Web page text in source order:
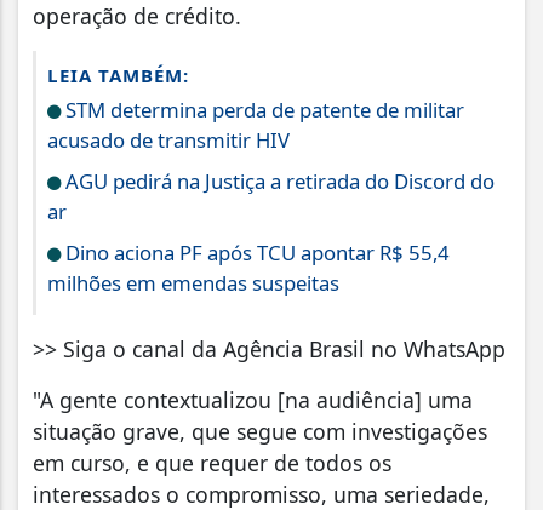
operação de crédito.
LEIA TAMBÉM:
STM determina perda de patente de militar
acusado de transmitir HIV
AGU pedirá na Justiça a retirada do Discord do
ar
Dino aciona PF após TCU apontar R$ 55,4
milhões em emendas suspeitas
>> Siga o canal da Agência Brasil no WhatsApp
"A gente contextualizou [na audiência] uma
situação grave, que segue com investigações
em curso, e que requer de todos os
interessados o compromisso, uma seriedade,